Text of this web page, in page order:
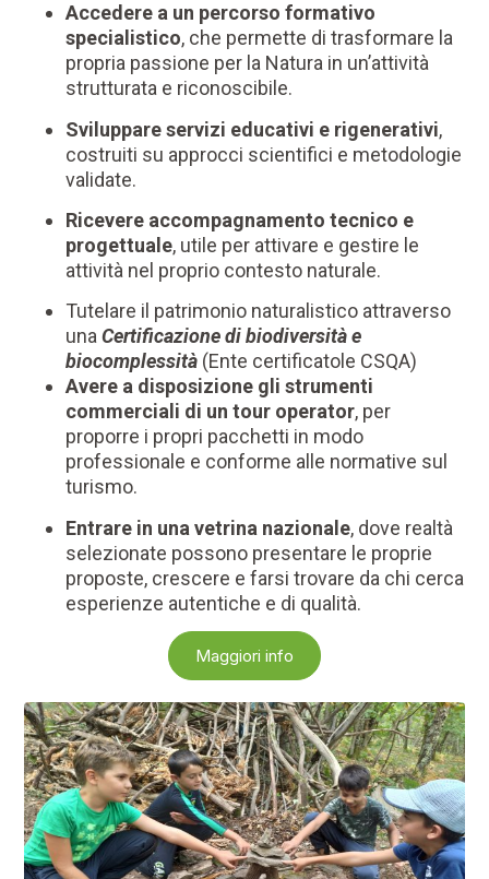
Accedere a un percorso formativo
specialistico, che permette di trasformare la
propria passione per la Natura in un’attività
strutturata e riconoscibile.
Sviluppare servizi educativi e rigenerativi,
costruiti su approcci scientifici e metodologie
validate.
Ricevere accompagnamento tecnico e
progettuale, utile per attivare e gestire le
attività nel proprio contesto naturale.
Tutelare il patrimonio naturalistico attraverso
unaCertificazione di biodiversità e
biocomplessità (Ente certificatole CSQA)
Avere a disposizione gli strumenti
commerciali di un tour operator, per
proporre i propri pacchetti in modo
professionale e conforme alle normative sul
turismo.
Entrare in una vetrina nazionale, dove realtà
selezionate possono presentare le proprie
proposte, crescere e farsi trovare da chi cerca
esperienze autentiche e di qualità.
Maggiori info